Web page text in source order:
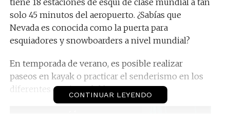
solo 45 minutos del aeropuerto. ¿Sabías que
Nevada es conocida como la puerta para
esquiadores y snowboarders a nivel mundial?
En temporada de verano, es posible realizar
paseos en kayak o practicar el senderismo en los
diferentes caminos del bosque.
CONTINUAR LEYENDO